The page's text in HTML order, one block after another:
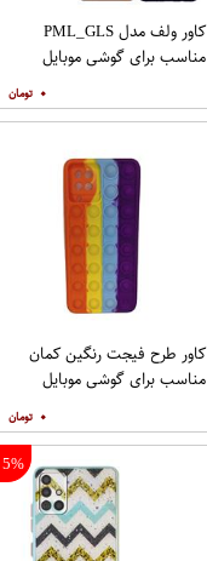
کاور ولف مدل PML_GLS
مناسب برای گوشی موبایل
همراه محافظ صفحه نمایش
۰
کاور طرح فیجت رنگین کمان
مناسب برای گوشی موبایل
۰
5%